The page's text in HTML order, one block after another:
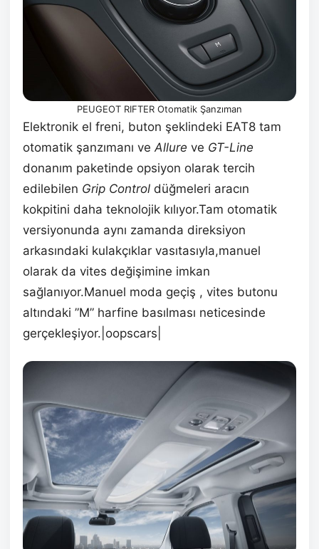
PEUGEOT RIFTER Otomatik Şanzıman
Elektronik el freni, buton şeklindeki EAT8 tam
otomatik şanzımanı ve Allure ve GT-Line
donanım paketinde opsiyon olarak tercih
edilebilen Grip Control düğmeleri aracın
kokpitini daha teknolojik kılıyor.Tam otomatik
versiyonunda aynı zamanda direksiyon
arkasındaki kulakçıklar vasıtasıyla,manuel
olarak da vites değişimine imkan
sağlanıyor.Manuel moda geçiş , vites butonu
altındaki ”M” harfine basılması neticesinde
gerçekleşiyor.|oopscars|